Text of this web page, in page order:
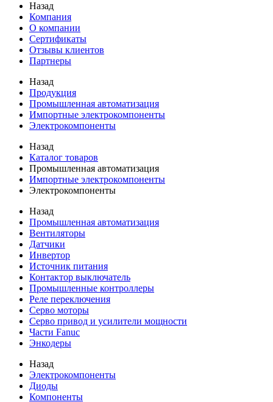
Назад
Компания
О компании
Сертификаты
Отзывы клиентов
Партнеры
Назад
Продукция
Промышленная автоматизация
Импортные электрокомпоненты
Электрокомпоненты
Назад
Каталог товаров
Промышленная автоматизация
Импортные электрокомпоненты
Электрокомпоненты
Назад
Промышленная автоматизация
Вентиляторы
Датчики
Инвертор
Источник питания
Контактор выключатель
Промышленные контроллеры
Реле переключения
Серво моторы
Серво привод и усилители мощности
Части Fanuc
Энкодеры
Назад
Электрокомпоненты
Диоды
Компоненты